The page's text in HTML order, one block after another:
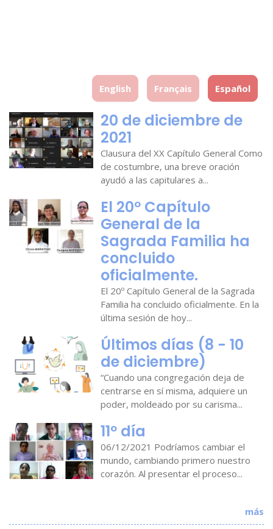
English Français Español
20 de diciembre de
2021
Clausura del XX Capítulo General Como
de costumbre, una breve oración
ayudó a las capitulares a...
El 20º Capítulo
General de la
Sagrada Familia ha
concluido
oficialmente.
El 20º Capítulo General de la Sagrada
Familia ha concluido oficialmente. En la
última sesión de hoy...
Últimos días (8 - 10
de diciembre)
“Cuando una congregación deja de
centrarse en sí misma, adquiere un
poder, moldeado por su carisma...
11º día
06/12/2021 Podríamos cambiar el
mundo, cambiando primero nuestro
corazón. Al presentar el proceso...
más